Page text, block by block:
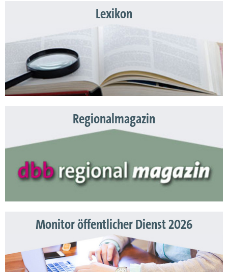
Lexikon
Regionalmagazin
Monitor öffentlicher Dienst 2026